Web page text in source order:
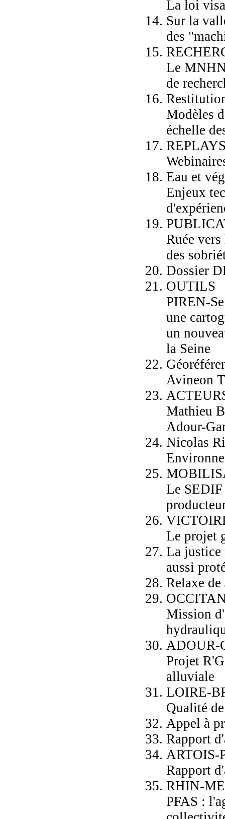
La loi
Sur la
des
Le
de
Modèles
échelle
Eau et
Enjeux
Ruée
des
Dossier
OUTILS
PIREN-
une
un
la Seine
Avineon
Mathieu
Adour-
Nicolas
Le SEDIF
Le projet
La justice
aussi
Relaxe
Mission
ADOUR-
Projet
alluviale
LOIRE-
Qualité
Appel à
Rapport
ARTOIS-
Rapport
RHIN-
PFAS :